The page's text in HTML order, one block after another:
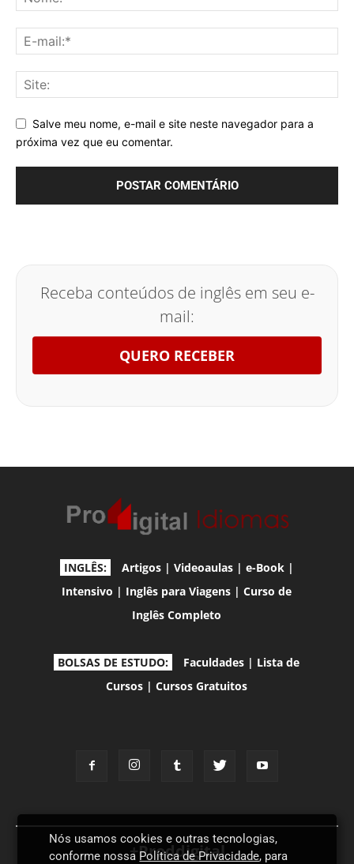
Salve meu nome, e-mail e site neste navegador para a
próxima vez que eu comentar.
Receba conteúdos de inglês em seu e-
mail:
QUERO RECEBER
INGLÊS: Artigos| Videoaulas| e-Book|
Intensivo | Inglês para Viagens |Curso de
Inglês Completo
BOLSAS DE ESTUDO: Faculdades | Lista de
Cursos |Cursos Gratuitos
+Proddigital
Nós usamos cookies e outras tecnologias,
conforme nossaPolítica de Privacidade, para